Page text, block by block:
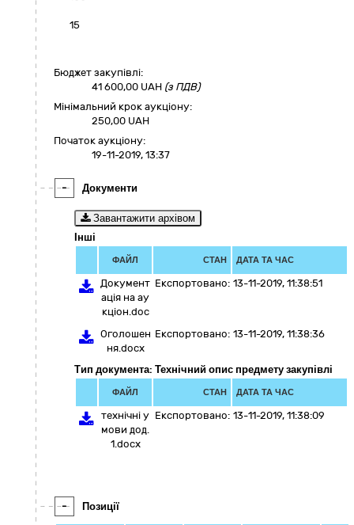
15
Бюджет закупівлі:
41 600,00 UAH (з ПДВ)
Мінімальний крок аукціону:
250,00 UAH
Початок аукціону:
19-11-2019, 13:37
- Документи
Завантажити архівом
Інші
ФАЙЛ СТАН ДАТА ТА ЧАС
Документ
ація на ау
кціон.doc
Експортовано: 13-11-2019, 11:38:51
Оголошен
ня.docx
Експортовано: 13-11-2019, 11:38:36
Тип документа: Технічний опис предмету закупівлі
ФАЙЛ СТАН ДАТА ТА ЧАС
технічні у
мови дод.
1.docx
Експортовано: 13-11-2019, 11:38:09
- Позиції